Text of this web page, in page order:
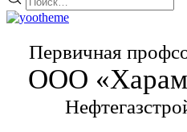
Первичная
ООО